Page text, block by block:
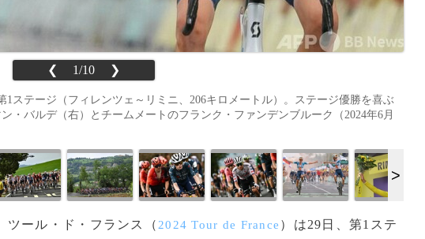
❮ 1/10 ❯
ステージ（フィレンツェ～リミニ、206キロメートル）。ステージ優勝を喜ぶ
・バルデ（右）とチームメートのフランク・ファンデンブルーク（2024年6月
ツール・ド・フランス（ 2024 Tour de France ）は29日、第1ステ